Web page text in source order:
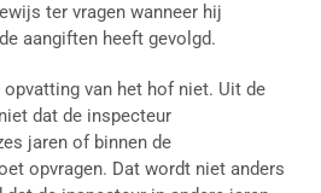
ter vragen wanneer hij
aangiften heeft gevolgd.
opvatting van het hof niet. Uit de
dat de inspecteur
jaren of binnen de
opvragen. Dat wordt niet anders